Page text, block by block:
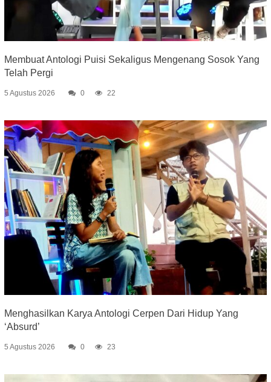
Membuat Antologi Puisi Sekaligus Mengenang Sosok Yang
Telah Pergi
5 Agustus 2026 0 22
Menghasilkan Karya Antologi Cerpen Dari Hidup Yang
‘Absurd’
5 Agustus 2026 0 23